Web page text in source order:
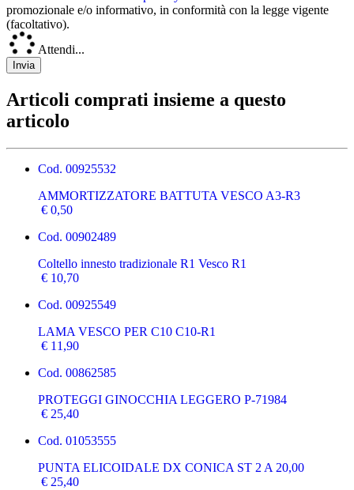
promozionale e/o informativo, in conformità con la legge vigente
(facoltativo).
Attendi...
Articoli comprati insieme a questo
articolo
Cod. 00925532
AMMORTIZZATORE BATTUTA VESCO A3-R3
€ 0,50
Cod. 00902489
Coltello innesto tradizionale R1 Vesco R1
€ 10,70
Cod. 00925549
LAMA VESCO PER C10 C10-R1
€ 11,90
Cod. 00862585
PROTEGGI GINOCCHIA LEGGERO P-71984
€ 25,40
Cod. 01053555
PUNTA ELICOIDALE DX CONICA ST 2 A 20,00
€ 25,40